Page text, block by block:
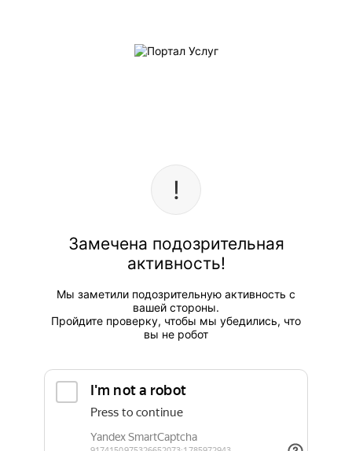
Замечена подозрительная
активность!
Мы заметили подозрительную активность с
вашей стороны.
Пройдите проверку, чтобы мы убедились, что
вы не робот